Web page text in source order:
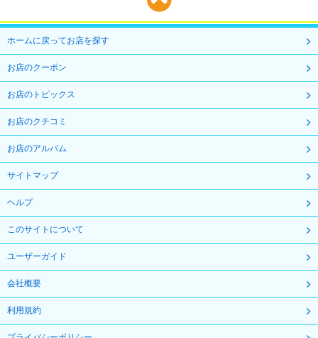
ホームに戻ってお店を探す
お店のクーポン
お店のトピックス
お店のクチコミ
お店のアルバム
サイトマップ
ヘルプ
このサイトについて
ユーザーガイド
会社概要
利用規約